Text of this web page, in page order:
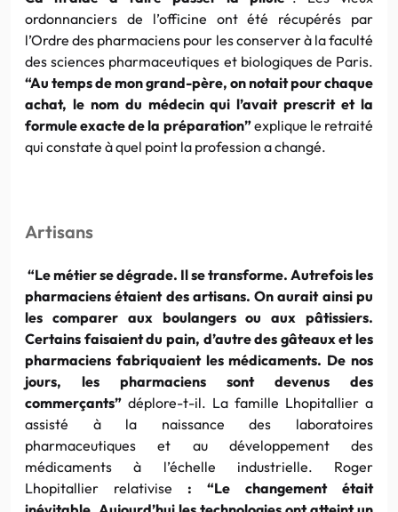
ordonnanciers de l’officine ont été récupérés par
l’Ordre des pharmaciens pour les conserver à la faculté
des sciences pharmaceutiques et biologiques de Paris.
“Au temps de mon grand-père, on notait pour chaque
achat, le nom du médecin qui l’avait prescrit et la
formule exacte de la préparation”explique le retraité
qui constate à quel point la profession a changé.
Artisans
“Le métier se dégrade. Il se transforme. Autrefois les
pharmaciens étaient des artisans. On aurait ainsi pu
les comparer aux boulangers ou aux pâtissiers.
Certains faisaient du pain, d’autre des gâteaux et les
pharmaciens fabriquaient les médicaments. De nos
jours, les pharmaciens sont devenus des
commerçants” déplore-t-il. La famille Lhopitallier a
assisté à la naissance des laboratoires
pharmaceutiques et au développement des
médicaments à l’échelle industrielle. Roger
Lhopitallier relativise : “Le changement était